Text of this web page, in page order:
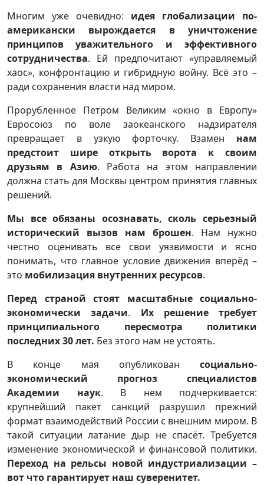
Многим уже очевидно: идея глобализации по-
американски вырождается в уничтожение
принципов уважительного и эффективного
сотрудничества. Ей предпочитают «управляемый
хаос», конфронтацию и гибридную войну. Всё это –
ради сохранения власти над миром.
Прорубленное Петром Великим «окно в Европу»
Евросоюз по воле заокеанского надзирателя
превращает в узкую форточку. Взамен нам
предстоит шире открыть ворота к своим
друзьям в Азию. Работа на этом направлении
должна стать для Москвы центром принятия главных
решений.
Мы все обязаны осознавать, сколь серьезный
исторический вызов нам брошен. Нам нужно
честно оценивать все свои уязвимости и ясно
понимать, что главное условие движения вперёд –
это мобилизация внутренних ресурсов.
Перед страной стоят масштабные социально-
экономически задачи. Их решение требует
принципиального пересмотра политики
последних 30 лет. Без этого нам не устоять.
В конце мая опубликован социально-
экономический прогноз специалистов
Академии наук. В нем подчеркивается:
крупнейший пакет санкций разрушил прежний
формат взаимодействий России с внешним миром. В
такой ситуации латание дыр не спасёт. Требуется
изменение экономической и финансовой политики.
Переход на рельсы новой индустриализации –
вот что гарантирует наш суверенитет.